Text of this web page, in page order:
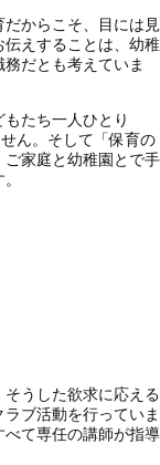
からこそ、目には見
えすることは、幼稚
だとも考えていま
たち一人ひとり
ん。そして「保育の
ご家庭と幼稚園とで手
うした欲求に応える
ブ活動を行っていま
て専任の講師が指導